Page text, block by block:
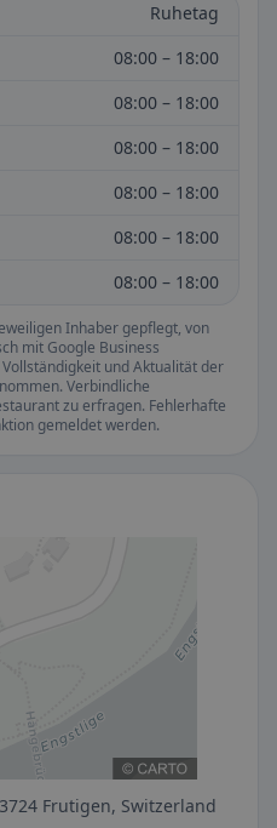
Ruhetag
08:00 – 18:00
08:00 – 18:00
08:00 – 18:00
08:00 – 18:00
08:00 – 18:00
08:00 – 18:00
Inhaber gepflegt, von
mit Google Business
und Aktualität der
Verbindliche
zu erfragen. Fehlerhafte
gemeldet werden.
Frutigen, Switzerland